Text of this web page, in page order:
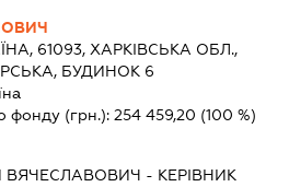
61093, ХАРКІВСЬКА ОБЛ.,
БУДИНОК 6
фонду (грн.): 254 459,20 (100 %)
ВЯЧЕСЛАВОВИЧ - КЕРІВНИК